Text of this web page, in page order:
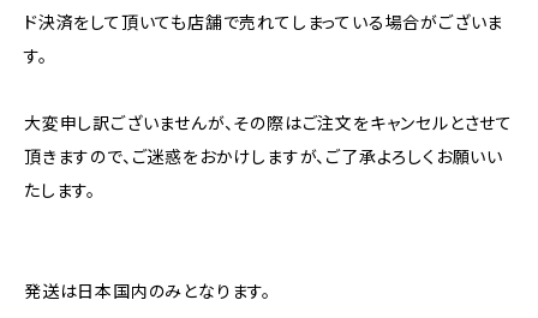
ド決済をして頂いても店舗で売れてしまっている場合がございま
す。
大変申し訳ございませんが、その際はご注文をキャンセルとさせて
頂きますので、ご迷惑をおかけしますが、ご了承よろしくお願いい
たします。
発送は日本国内のみとなります。